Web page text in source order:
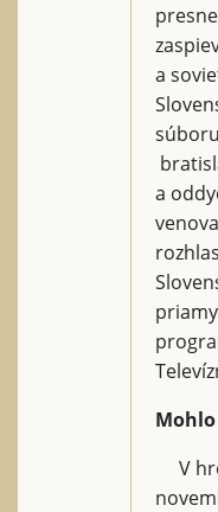
a
a
V